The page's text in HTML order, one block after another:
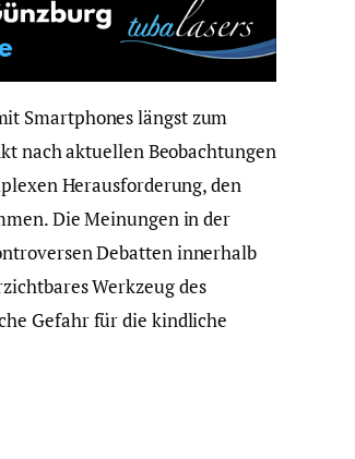
Smartphones längst zum
nach aktuellen Beobachtungen
Herausforderung, den
Die Meinungen in der
Debatten innerhalb
Werkzeug des
Gefahr für die kindliche